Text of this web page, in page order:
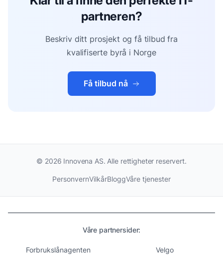
partneren?
Beskriv ditt prosjekt og få tilbud fra
kvalifiserte byrå i Norge
Få tilbud nå
© 2026 Innovena AS. Alle rettigheter reservert.
PersonvernVilkårBloggVåre tjenester
Våre partnersider:
Forbrukslånagenten Velgo